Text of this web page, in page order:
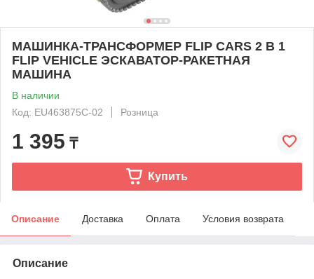
МАШИНКА-ТРАНСФОРМЕР FLIP CARS 2 В 1
FLIP VEHICLE ЭСКАВАТОР-РАКЕТНАЯ
МАШИНА
В наличии
Код: EU463875C-02
Розница
1 395 ₸
Купить
Описание Доставка Оплата Условия возврата
Описание